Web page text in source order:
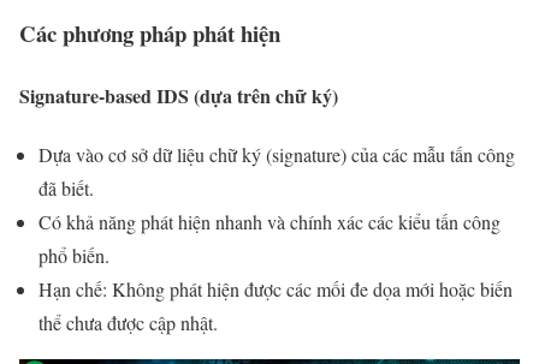
Các phương pháp phát hiện
Signature-based IDS (dựa trên chữ ký)
Dựa vào cơ sở dữ liệu chữ ký (signature) của các mẫu tấn công
đã biết.
Có khả năng phát hiện nhanh và chính xác các kiểu tấn công
phổ biến.
Hạn chế: Không phát hiện được các mối đe dọa mới hoặc biến
thể chưa được cập nhật.